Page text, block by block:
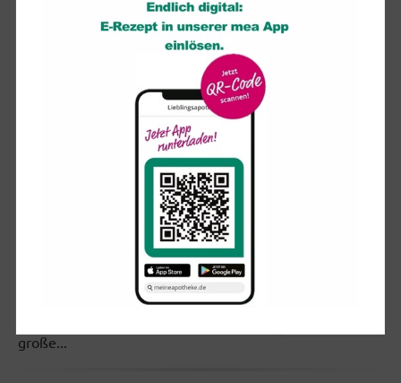
Partielle Sonnenfinsternis: So schützen Sie Ihre Augen
Am kommenden Mittwoch (12.
August) dürften sich ab etwa 19 Uhr
viele Blicke erwartungsvoll in den
Himmel richten. Ist der wolkenfrei,...
So trainiert man das Gleichgewicht (und nebenbei den
Wenn wir auf einem wackeligen
Untergrund oder nur auf einem Bein
stehen, zwingen wir verschiedene
große...